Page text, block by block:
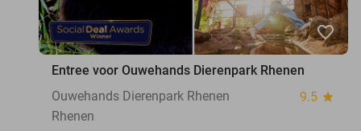
favorite_border
Entree voor Ouwehands Dierenpark Rhenen
Ouwehands Dierenpark Rhenen
9.5 star
Rhenen